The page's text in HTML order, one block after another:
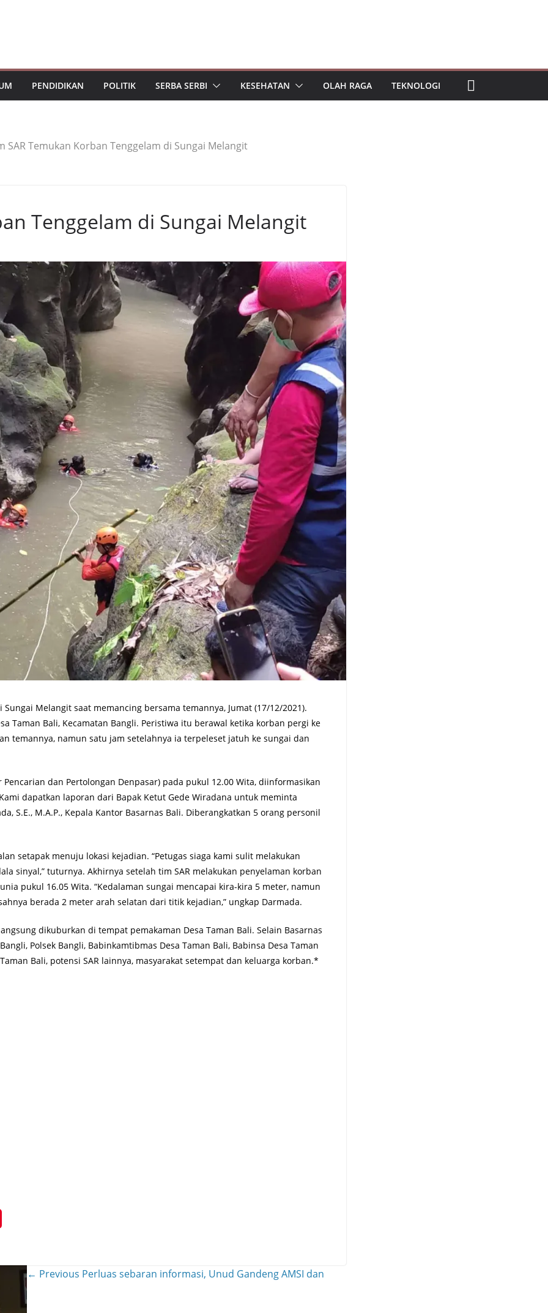
PENDIDIKAN POLITIK SERBA SERBI KESEHATAN OLAH RAGA TEKNOLOGI
SAR Temukan Korban Tenggelam di Sungai Melangit
Tenggelam di Sungai Melangit
Sungai Melangit saat memancing bersama temannya, Jumat (17/12/2021).
Taman Bali, Kecamatan Bangli. Peristiwa itu berawal ketika korban pergi ke
temannya, namun satu jam setelahnya ia terpeleset jatuh ke sungai dan
dan Pertolongan Denpasar) pada pukul 12.00 Wita, diinformasikan
dapatkan laporan dari Bapak Ketut Gede Wiradana untuk meminta
S.E., M.A.P., Kepala Kantor Basarnas Bali. Diberangkatkan 5 orang personil
setapak menuju lokasi kejadian. “Petugas siaga kami sulit melakukan
sinyal,” tuturnya. Akhirnya setelah tim SAR melakukan penyelaman korban
pukul 16.05 Wita. “Kedalaman sungai mencapai kira-kira 5 meter, namun
berada 2 meter arah selatan dari titik kejadian,” ungkap Darmada.
dikuburkan di tempat pemakaman Desa Taman Bali. Selain Basarnas
Polsek Bangli, Babinkamtibmas Desa Taman Bali, Babinsa Desa Taman
Taman Bali, potensi SAR lainnya, masyarakat setempat dan keluarga korban.*
← Previous Perluas sebaran informasi, Unud Gandeng AMSI dan